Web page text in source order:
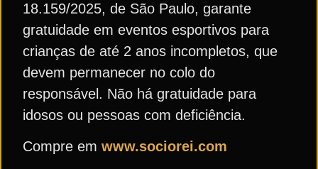
18.159/2025, de São Paulo, garante
gratuidade em eventos esportivos para
crianças de até 2 anos incompletos, que
devem permanecer no colo do
responsável. Não há gratuidade para
idosos ou pessoas com deficiência.
Compre em www.sociorei.com